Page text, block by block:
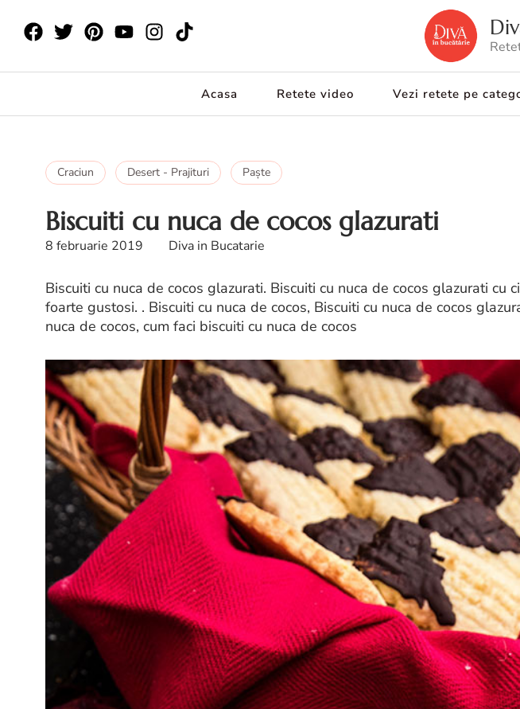
Acasa Retete video Vezi retete pe
Craciun Desert - Prajituri Paşte
Biscuiti cu nuca de cocos glazurati
8 februarie 2019 Diva in Bucatarie
Biscuiti cu nuca de cocos glazurati. Biscuiti cu nuca de cocos glazurati cu
foarte gustosi. . Biscuiti cu nuca de cocos, Biscuiti cu nuca de cocos
nuca de cocos, cum faci biscuiti cu nuca de cocos